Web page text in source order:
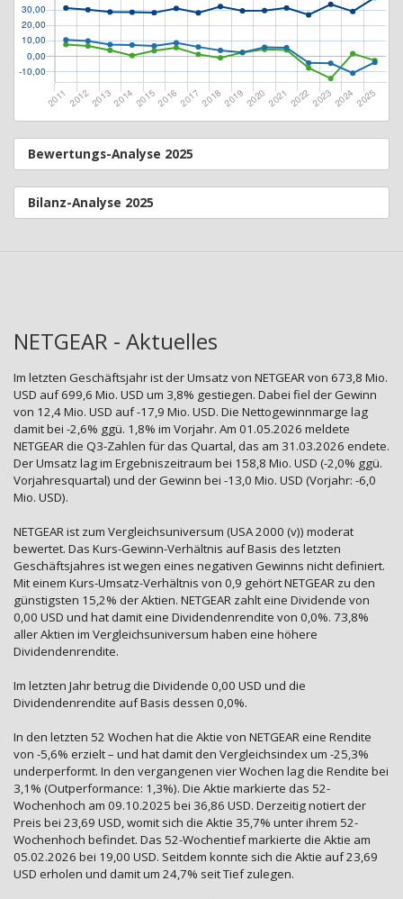
Bewertungs-Analyse 2025
Bilanz-Analyse 2025
NETGEAR - Aktuelles
Im letzten Geschäftsjahr ist der Umsatz von NETGEAR von 673,8 Mio.
USD auf 699,6 Mio. USD um 3,8% gestiegen. Dabei fiel der Gewinn
von 12,4 Mio. USD auf -17,9 Mio. USD. Die Nettogewinnmarge lag
damit bei -2,6% ggü. 1,8% im Vorjahr. Am 01.05.2026 meldete
NETGEAR die Q3-Zahlen für das Quartal, das am 31.03.2026 endete.
Der Umsatz lag im Ergebniszeitraum bei 158,8 Mio. USD (-2,0% ggü.
Vorjahresquartal) und der Gewinn bei -13,0 Mio. USD (Vorjahr: -6,0
Mio. USD).
NETGEAR ist zum Vergleichsuniversum (USA 2000 (v)) moderat
bewertet. Das Kurs-Gewinn-Verhältnis auf Basis des letzten
Geschäftsjahres ist wegen eines negativen Gewinns nicht definiert.
Mit einem Kurs-Umsatz-Verhältnis von 0,9 gehört NETGEAR zu den
günstigsten 15,2% der Aktien. NETGEAR zahlt eine Dividende von
0,00 USD und hat damit eine Dividendenrendite von 0,0%. 73,8%
aller Aktien im Vergleichsuniversum haben eine höhere
Dividendenrendite.
Im letzten Jahr betrug die Dividende 0,00 USD und die
Dividendenrendite auf Basis dessen 0,0%.
In den letzten 52 Wochen hat die Aktie von NETGEAR eine Rendite
von -5,6% erzielt – und hat damit den Vergleichsindex um -25,3%
underperformt. In den vergangenen vier Wochen lag die Rendite bei
3,1% (Outperformance: 1,3%). Die Aktie markierte das 52-
Wochenhoch am 09.10.2025 bei 36,86 USD. Derzeitig notiert der
Preis bei 23,69 USD, womit sich die Aktie 35,7% unter ihrem 52-
Wochenhoch befindet. Das 52-Wochentief markierte die Aktie am
05.02.2026 bei 19,00 USD. Seitdem konnte sich die Aktie auf 23,69
USD erholen und damit um 24,7% seit Tief zulegen.